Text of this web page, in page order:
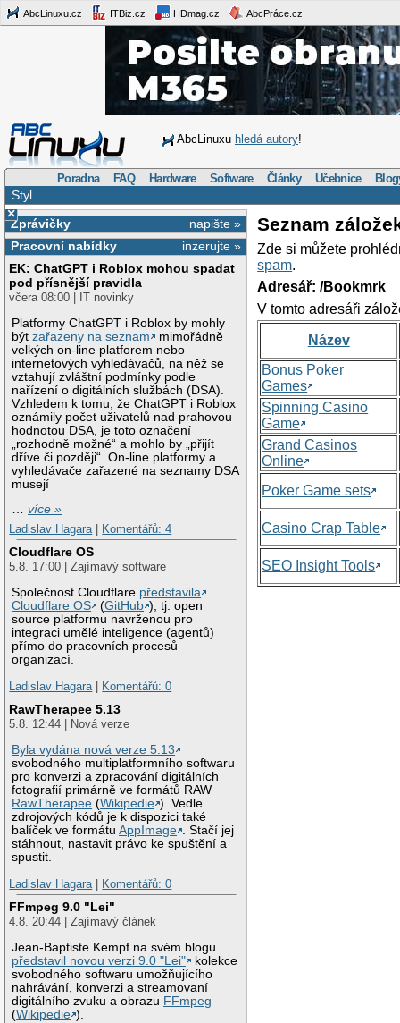
AbcLinuxu.cz ITBiz.cz HDmag.cz AbcPráce.cz
AbcLinuxu hledá autory!
Poradna FAQ Hardware Software Články Učebnice
Styl
×
napište »
Zprávičky
inzerujte »
Pracovní nabídky
EK: ChatGPT i Roblox mohou spadat
pod přísnější pravidla
včera 08:00 | IT novinky
Platformy ChatGPT i Roblox by mohly
býtzařazeny na seznam
mimořádně
velkých on-line platforem nebo
internetových vyhledávačů, na něž se
vztahují zvláštní podmínky podle
nařízení o digitálních službách (DSA).
Vzhledem k tomu, že ChatGPT i Roblox
oznámily počet uživatelů nad prahovou
hodnotou DSA, je toto označení
„rozhodně možné“ a mohlo by „přijít
dříve či později“. On-line platformy a
vyhledávače zařazené na seznamy DSA
musejí
…více »
Ladislav Hagara
Komentářů: 4
Cloudflare OS
5.8. 17:00 | Zajímavý software
Společnost Cloudflare představila
Cloudflare OS
(GitHub ), tj. open
source platformu navrženou pro
integraci umělé inteligence (agentů)
přímo do pracovních procesů
organizací.
Ladislav Hagara
Komentářů: 0
RawTherapee 5.13
5.8. 12:44 | Nová verze
Byla vydána nová verze 5.13
svobodného multiplatformního softwaru
pro konverzi a zpracování digitálních
fotografií primárně ve formátů RAW
RawTherapee (Wikipedie ). Vedle
zdrojových kódů je k dispozici také
balíček ve formátuAppImage . Stačí jej
stáhnout, nastavit právo ke spuštění a
spustit.
Ladislav Hagara
Komentářů: 0
FFmpeg 9.0 "Lei"
4.8. 20:44 | Zajímavý článek
Jean-Baptiste Kempf na svém blogu
představil novou verzi 9.0 "Lei"
kolekce
svobodného softwaru umožňujícího
nahrávání, konverzi a streamovaní
digitálního zvuku a obrazu FFmpeg
(Wikipedie ).
Seznam
Zde si můžete
spam.
Adresář: /Bookmrk
V tomto adresáři
Název
Bonus Poker
Games
Spinning Casino
Game
Grand Casinos
Online
Poker Game sets
Casino Crap Table
SEO Insight Tools